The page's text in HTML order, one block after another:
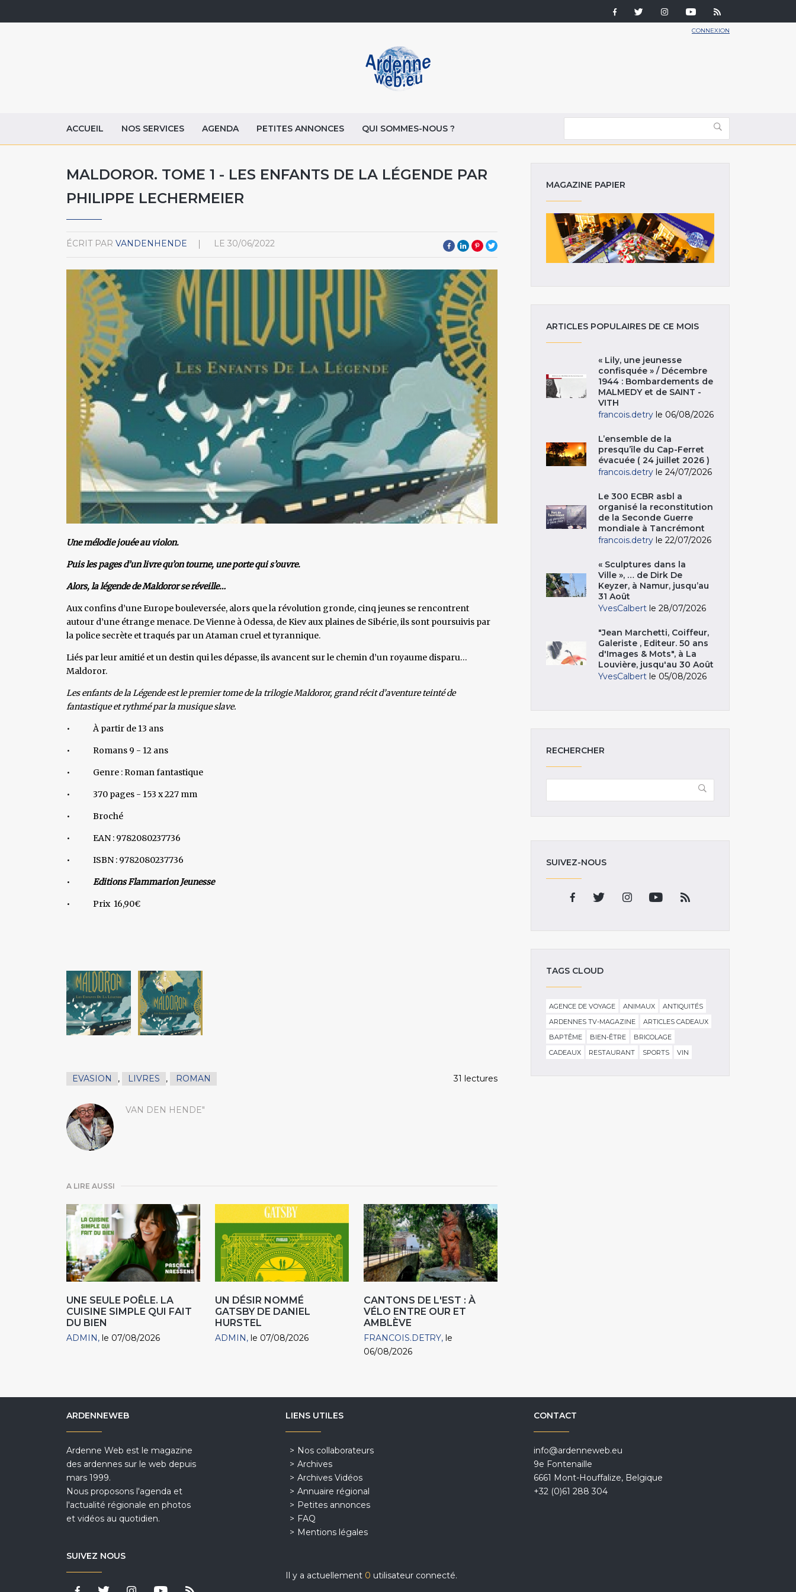
CONNEXION
ACCUEIL NOS SERVICES AGENDA PETITES ANNONCES QUI SOMMES-NOUS ?
MALDOROR. TOME 1 - LES ENFANTS DE LA LÉGENDE PAR
PHILIPPE LECHERMEIER
ÉCRIT PAR VANDENHENDE LE 30/06/2022
Une mélodie jouée au violon.
Puis les pages d’un livre qu’on tourne, une porte qui s’ouvre.
Alors, la légende de Maldoror se réveille…
Aux confins d’une Europe bouleversée, alors que la révolution gronde, cinq jeunes se rencontrent
autour d’une étrange menace. De Vienne à Odessa, de Kiev aux plaines de Sibérie, ils sont poursuivis par
la police secrète et traqués par un Ataman cruel et tyrannique.
Liés par leur amitié et un destin qui les dépasse, ils avancent sur le chemin d’un royaume disparu…
Maldoror.
Les enfants de la Légende est le premier tome de la trilogie Maldoror, grand récit d’aventure teinté de
fantastique et rythmé par la musique slave.
• À partir de 13 ans
• Romans 9 - 12 ans
• Genre : Roman fantastique
• 370 pages - 153 x 227 mm
• Broché
• EAN : 9782080237736
• ISBN : 9782080237736
• Editions Flammarion Jeunesse
• Prix 16,90€
EVASION , LIVRES , ROMAN 31 lectures
VAN DEN HENDE"
A LIRE AUSSI
UNE SEULE POÊLE. LA
CUISINE SIMPLE QUI FAIT
DU BIEN
ADMIN le 07/08/2026
UN DÉSIR NOMMÉ
GATSBY DE DANIEL
HURSTEL
ADMIN le 07/08/2026
CANTONS DE L'EST : À
VÉLO ENTRE OUR ET
AMBLÈVE
FRANCOIS.DETRY le
06/08/2026
MAGAZINE PAPIER
ARTICLES POPULAIRES DE CE MOIS
« Lily, une jeunesse
confisquée » / Décembre
1944 : Bombardements de
MALMEDY et de SAINT -
VITH
francois.detry le 06/08/2026
L’ensemble de la
presqu’île du Cap-Ferret
évacuée ( 24 juillet 2026 )
francois.detry le 24/07/2026
Le 300 ECBR asbl a
organisé la reconstitution
de la Seconde Guerre
mondiale à Tancrémont
francois.detry le 22/07/2026
« Sculptures dans la
Ville », … de Dirk De
Keyzer, à Namur, jusqu’au
31 Août
YvesCalbert le 28/07/2026
"Jean Marchetti, Coiffeur,
Galeriste , Editeur. 50 ans
d'Images & Mots", à La
Louvière, jusqu'au 30 Août
YvesCalbert le 05/08/2026
RECHERCHER
SUIVEZ-NOUS
TAGS CLOUD
AGENCE DE VOYAGE ANIMAUX
ANTIQUITÉS
ARDENNES TV-MAGAZINE
ARTICLES CADEAUX
BAPTÊME
BIEN-ÊTRE
BRICOLAGE
CADEAUX
RESTAURANT SPORTS VIN
ARDENNEWEB
Ardenne Web est le magazine
des ardennes sur le web depuis
mars 1999.
Nous proposons l'agenda et
l'actualité régionale en photos
et vidéos au quotidien.
SUIVEZ NOUS
LIENS UTILES
Nos collaborateurs
Archives
Archives Vidéos
Annuaire régional
Petites annonces
FAQ
Mentions légales
Il y a actuellement 0 utilisateur connecté.
CONTACT
info@ardenneweb.eu
9e Fontenaille
6661 Mont-Houffalize, Belgique
+32 (0)61 288 304